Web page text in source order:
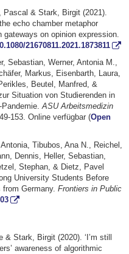
& Stark, Birgit (2021).
echo chamber metaphor
on opinion expression.
21670811.2021.1873811
Sebastian, Werner, Antonia M.,
Markus, Eisenbarth, Laura,
Beutel, Manfred, &
Situation von Studierenden in
ASU Arbeitsmedizin
153. Online verfügbar (Open
Tibubos, Ana N., Reichel,
Dennis, Heller, Sebastian,
Stephan, & Dietz, Pavel
University Students Before
Germany. Frontiers in Public
Stark, Birgit (2020). ‘I’m still
awareness of algorithmic